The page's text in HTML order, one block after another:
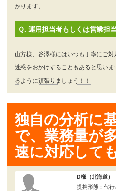
かります。
Ｑ. 運用担当者もしくは営業担
山方様、谷澤様にはいつも丁寧にご
迷惑をおかけすることもあると思い
るように頑張りましょう！！
独自の分析に
で、業務量が
速に対応して
D様（北海道）
提携形態：代行